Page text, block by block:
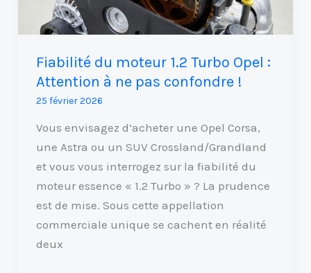
Fiabilité du moteur 1.2 Turbo Opel :
Attention à ne pas confondre !
25 février 2026
Vous envisagez d’acheter une Opel Corsa,
une Astra ou un SUV Crossland/Grandland
et vous vous interrogez sur la fiabilité du
moteur essence « 1.2 Turbo » ? La prudence
est de mise. Sous cette appellation
commerciale unique se cachent en réalité
deux
Attention
ne
pas
confondre
!